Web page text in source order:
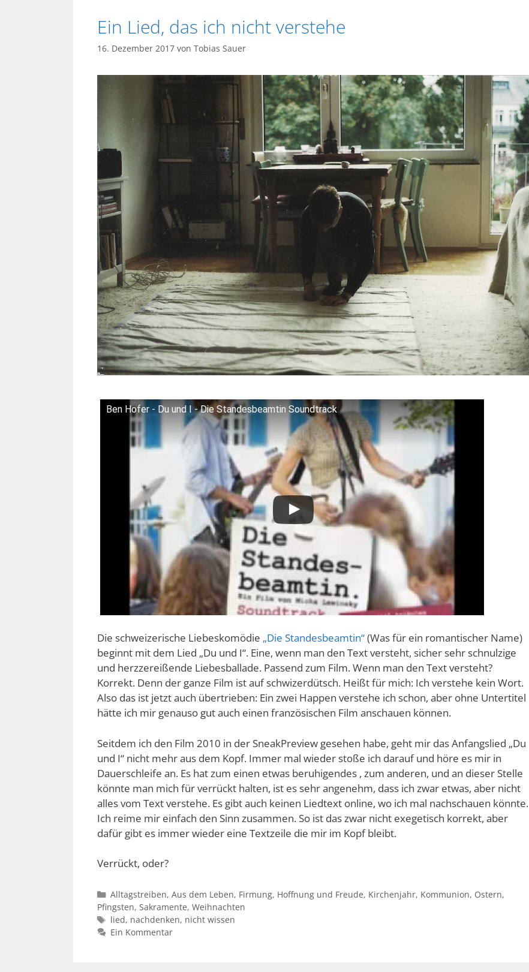
Ein Lied, das ich nicht verstehe
16. Dezember 2017 von Tobias Sauer
Ben Hofer - Du und I - Die Standesbeamtin Soundtrack
Die schweizerische Liebeskomödie „Die Standesbeamtin“(Was für ein romantischer Name)
beginnt mit dem Lied „Du und I“. Eine, wenn man den Text versteht, sicher sehr schnulzige
und herzzereißende Liebesballade. Passend zum Film. Wenn man den Text versteht?
Korrekt. Denn der ganze Film ist auf schwizerdütsch. Heißt für mich: Ich verstehe kein Wort.
Also das ist jetzt auch übertrieben: Ein zwei Happen verstehe ich schon, aber ohne Untertitel
hätte ich mir genauso gut auch einen französischen Film anschauen können.
Seitdem ich den Film 2010 in der SneakPreview gesehen habe, geht mir das Anfangslied „Du
und I“ nicht mehr aus dem Kopf. Immer mal wieder stoße ich darauf und höre es mir in
Dauerschleife an. Es hat zum einen etwas beruhigendes , zum anderen, und an dieser Stelle
könnte man mich für verrückt halten, ist es sehr angenehm, dass ich zwar etwas, aber nicht
alles vom Text verstehe. Es gibt auch keinen Liedtext online, wo ich mal nachschauen könnte.
Ich reime mir einfach den Sinn zusammen. So ist das zwar nicht exegetisch korrekt, aber
dafür gibt es immer wieder eine Textzeile die mir im Kopf bleibt.
Verrückt, oder?
Kategorien
Alltagstreiben, Aus dem Leben, Firmung, Hoffnung und Freude, Kirchenjahr, Kommunion, Ostern,
Pfingsten, Sakramente, Weihnachten
Schlagwörter
lied, nachdenken, nicht wissen
Ein Kommentar